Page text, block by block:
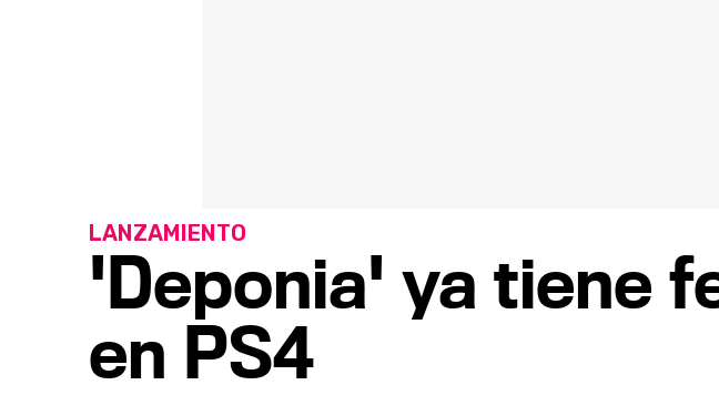
'Deponia' ya tiene
en PS4
LANZAMIENTO